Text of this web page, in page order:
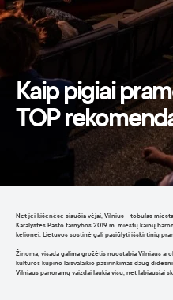
Kaip pigiai
TOP
Net jei kišenėse siaučia vėjai, Vilnius – tobulas
Karalystės Pašto tarnybos 2019 m. miestų kainų
kelionei. Lietuvos sostinė gali pasiūlyti išskirtinių
Žinoma, visada galima grožėtis nuostabia Vilniaus
kultūros kupino laisvalaikio pasirinkimas daug
Vilniaus panoramų vaizdai laukia visų, net labiausiai